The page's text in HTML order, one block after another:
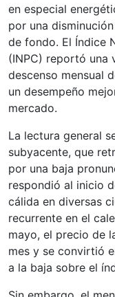
en especial
por una
de fondo. El Índice
(INPC) reportó una
descenso mensual
un desempeño
mercado.
La lectura general
subyacente, que
por una baja
respondió al inicio
cálida en diversas
recurrente en el
mayo, el precio de
mes y se convirtió
a la baja sobre el